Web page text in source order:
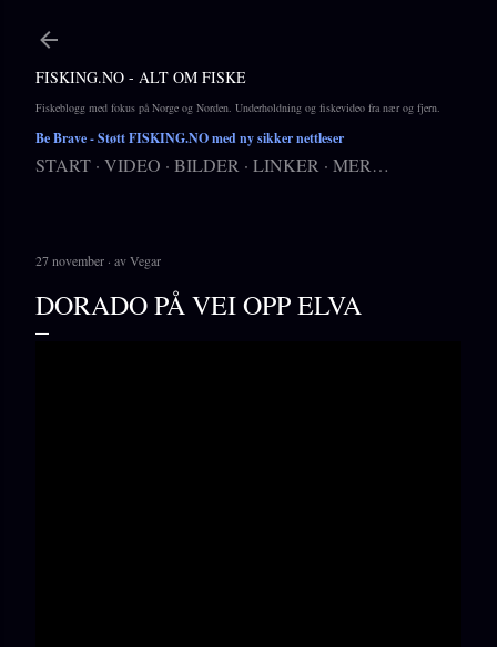
FISKING.NO - ALT OM FISKE
Fiskeblogg med fokus på Norge og Norden. Underholdning og fiskevideo fra nær og fjern.
Be Brave- Støtt FISKING.NO med ny sikker nettleser
START VIDEO BILDER LINKER MER…
27 november avVegar
DORADO PÅ VEI OPP ELVA